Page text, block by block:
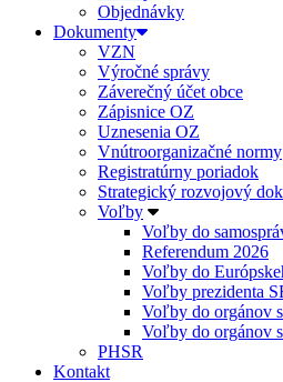
Objednávky
Dokumenty
VZN
Výročné správy
Záverečný účet obce
Zápisnice OZ
Uznesenia OZ
Vnútroorganizačné normy
Registratúrny poriadok
Strategický rozvojový
Voľby
Voľby do
Referendum 2026
Voľby do
Voľby prezidenta
Voľby do orgánov
Voľby do orgánov
PHSR
Kontakt